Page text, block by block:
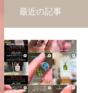
最近の記事